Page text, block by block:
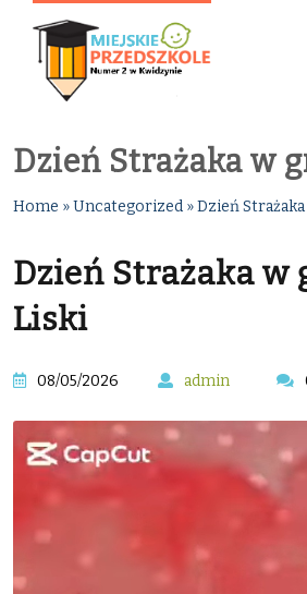
Dzień Strażaka w
Home »Uncategorized »Dzień
Dzień Strażaka w
Liski
08/05/2026 admin